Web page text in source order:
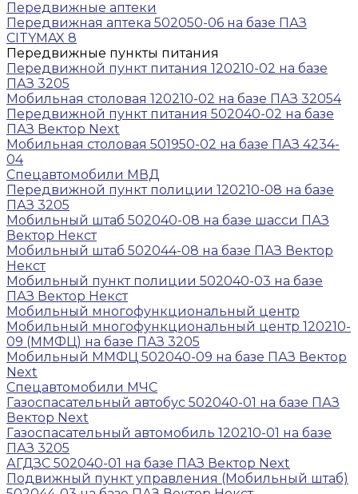
Передвижные аптеки
Передвижная аптека 502050-06 на базе ПАЗ
CITYMAX 8
Передвижные пункты питания
Передвижной пункт питания 120210-02 на базе
ПАЗ 3205
Мобильная столовая 120210-02 на базе ПАЗ 32054
Передвижной пункт питания 502040-02 на базе
ПАЗ Вектор Next
Мобильная столовая 501950-02 на базе ПАЗ 4234-
04
Спецавтомобили МВД
Передвижной пункт полиции 120210-08 на базе
ПАЗ 3205
Мобильный штаб 502040-08 на базе шасси ПАЗ
Вектор Некст
Мобильный штаб 502044-08 на базе ПАЗ Вектор
Некст
Мобильный пункт полиции 502040-03 на базе
ПАЗ Вектор Некст
Мобильный многофункциональный центр
Мобильный многофункциональный центр 120210-
09 (ММФЦ) на базе ПАЗ 3205
Мобильный ММФЦ 502040-09 на базе ПАЗ Вектор
Next
Спецавтомобили МЧС
Газоспасательный автобус 502040-01 на базе ПАЗ
Вектор Next
Газоспасательный автомобиль 120210-01 на базе
ПАЗ 3205
АГДЗС 502040-01 на базе ПАЗ Вектор Next
Подвижный пункт управления (Мобильный штаб)